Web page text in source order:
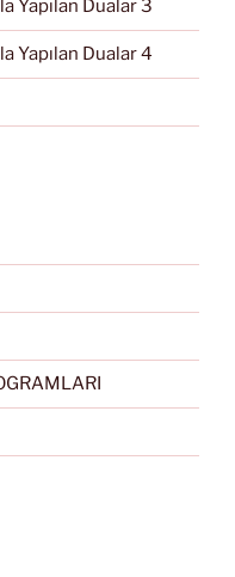
Yapılan Dualar 3
Yapılan Dualar 4